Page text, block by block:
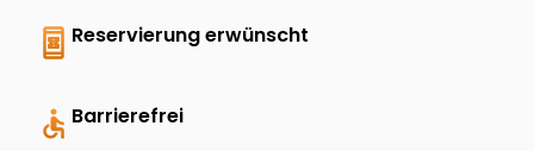
book_online Reservierung erwünscht
accessible Barrierefrei